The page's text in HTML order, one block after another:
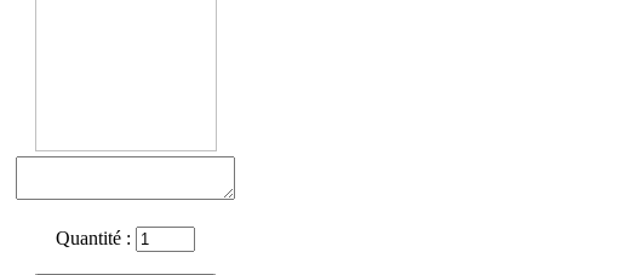
Quantité :